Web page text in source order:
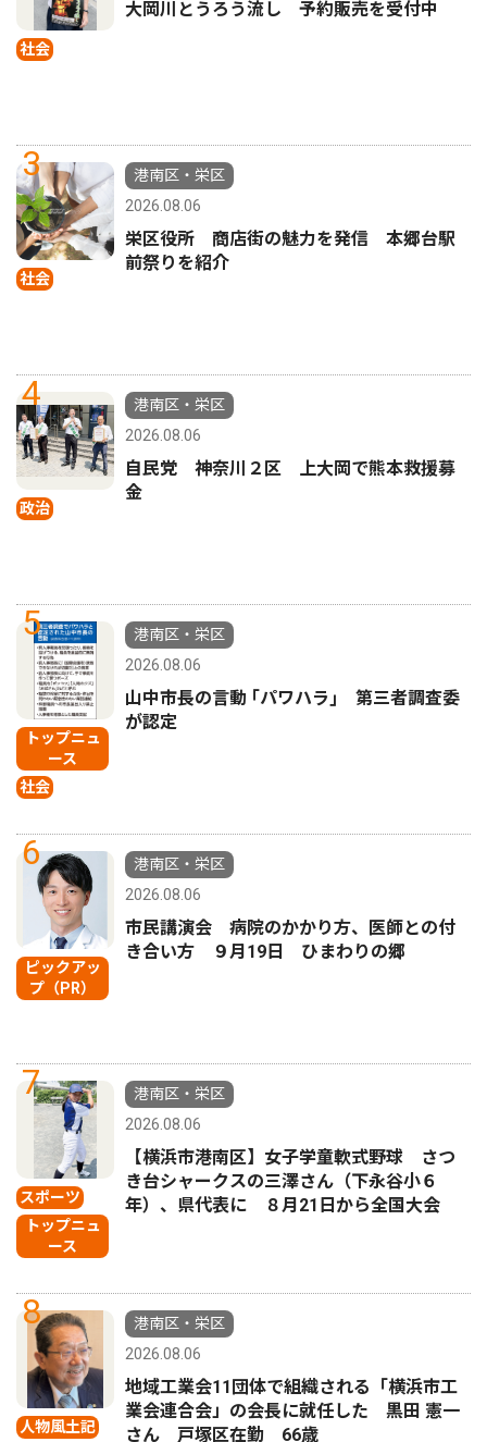
社会
大岡川とうろう流し 予約販売を受付中
3
社会
港南区・栄区
2026.08.06
栄区役所 商店街の魅力を発信 本郷台駅
前祭りを紹介
4
政治
港南区・栄区
2026.08.06
自民党 神奈川２区 上大岡で熊本救援募
金
5
トップニュ
ース
社会
港南区・栄区
2026.08.06
山中市長の言動 ｢パワハラ｣ 第三者調査委
が認定
6
ピックアッ
プ（PR）
港南区・栄区
2026.08.06
市民講演会 病院のかかり方、医師との付
き合い方 ９月19日 ひまわりの郷
7
スポーツ
トップニュ
ース
港南区・栄区
2026.08.06
【横浜市港南区】女子学童軟式野球 さつ
き台シャークスの三澤さん（下永谷小６
年）、県代表に ８月21日から全国大会
8
人物風土記
港南区・栄区
2026.08.06
地域工業会11団体で組織される「横浜市工
業会連合会」の会長に就任した 黒田 憲一
さん 戸塚区在勤 66歳